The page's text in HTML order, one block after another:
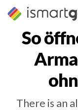
Zum
Inhalt
So
There is an